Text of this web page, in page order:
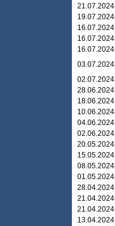
21.07.2024
19.07.2024
16.07.2024
16.07.2024
16.07.2024
03.07.2024
02.07.2024
28.06.2024
18.06.2024
10.06.2024
04.06.2024
02.06.2024
20.05.2024
15.05.2024
08.05.2024
01.05.2024
28.04.2024
21.04.2024
21.04.2024
13.04.2024